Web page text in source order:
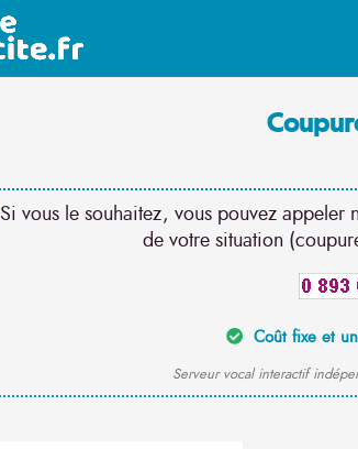
Si vous le souhaitez, vous pouvez
de votre situation
Coût fixe et
Serveur vocal interactif